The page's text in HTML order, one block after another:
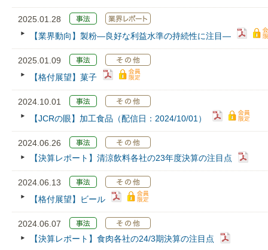
2025.01.28
【業界動向】製粉―良好な利益水準の持続性に注目―
2025.01.09
【格付展望】菓子
2024.10.01
【JCRの眼】加工食品（配信日：2024/10/01）
2024.06.26
【決算レポート】清涼飲料各社の23年度決算の注目点
2024.06.13
【格付展望】ビール
2024.06.07
【決算レポート】食肉各社の24/3期決算の注目点